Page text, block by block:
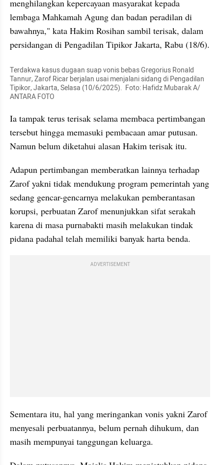
menghilangkan kepercayaan masyarakat kepada
lembaga Mahkamah Agung dan badan peradilan di
bawahnya," kata Hakim Rosihan sambil terisak, dalam
persidangan di Pengadilan Tipikor Jakarta, Rabu (18/6).
Terdakwa kasus dugaan suap vonis bebas Gregorius Ronald
Tannur, Zarof Ricar berjalan usai menjalani sidang di Pengadilan
Tipikor, Jakarta, Selasa (10/6/2025).  Foto: Hafidz Mubarak A/
ANTARA FOTO
Ia tampak terus terisak selama membaca pertimbangan
tersebut hingga memasuki pembacaan amar putusan.
Namun belum diketahui alasan Hakim terisak itu.
Adapun pertimbangan memberatkan lainnya terhadap
Zarof yakni tidak mendukung program pemerintah yang
sedang gencar-gencarnya melakukan pemberantasan
korupsi, perbuatan Zarof menunjukkan sifat serakah
karena di masa purnabakti masih melakukan tindak
pidana padahal telah memiliki banyak harta benda.
ADVERTISEMENT
Sementara itu, hal yang meringankan vonis yakni Zarof
menyesali perbuatannya, belum pernah dihukum, dan
masih mempunyai tanggungan keluarga.